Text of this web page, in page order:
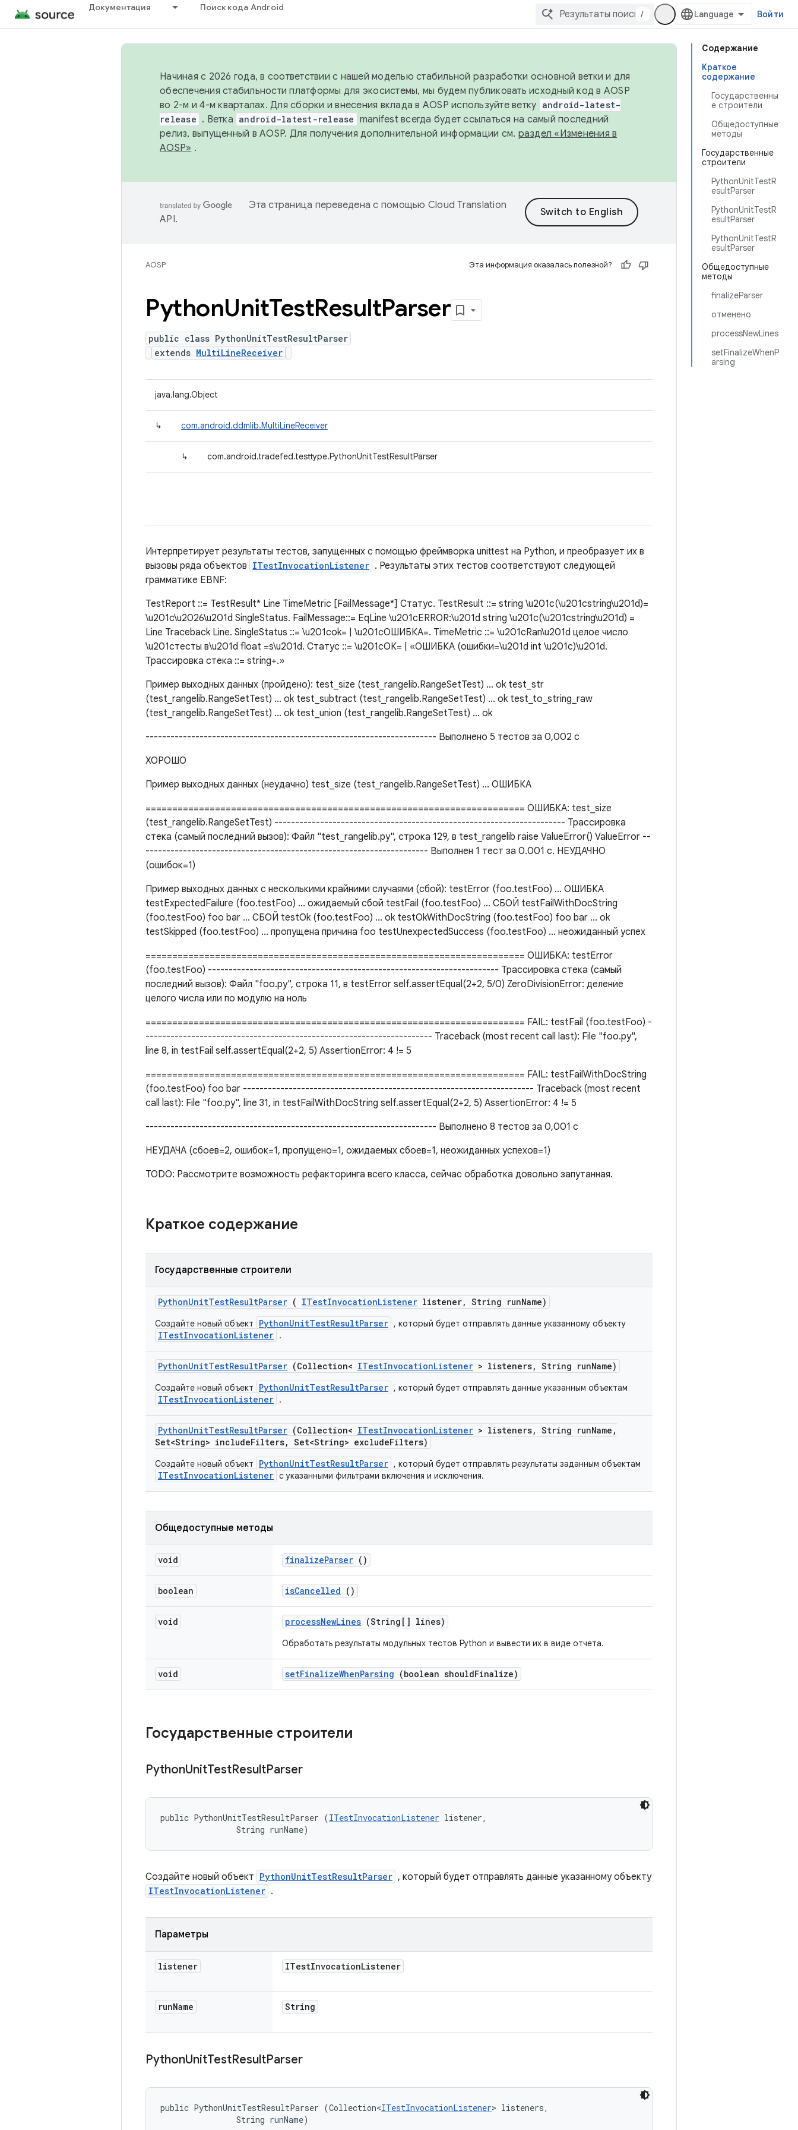
Документация Поиск кода Android
/ Войти
Содержание
Краткое
содержание
Государственны
е строители
Общедоступные
методы
Государственные
строители
PythonUnitTestR
esultParser
PythonUnitTestR
esultParser
PythonUnitTestR
esultParser
Общедоступные
методы
finalizeParser
отменено
processNewLines
setFinalizeWhenP
arsing
Начиная с 2026 года, в соответствии с нашей моделью стабильной разработки основной ветки и для
обеспечения стабильности платформы для экосистемы, мы будем публиковать исходный код в AOSP
во 2-м и 4-м кварталах. Для сборки и внесения вклада в AOSP используйте ветку android-latest-
release . Ветка android-latest-release manifest всегда будет ссылаться на самый последний
релиз, выпущенный в AOSP. Для получения дополнительной информации см. раздел «Изменения в
AOSP» .
Эта страница переведена с помощью Cloud Translation
API.
AOSP Эта информация оказалась полезной?
PythonUnitTestResultParser
public class PythonUnitTestResultParser
extends MultiLineReceiver
java.lang.Object
↳ com.android.ddmlib.MultiLineReceiver
↳ com.android.tradefed.testtype.PythonUnitTestResultParser
Интерпретирует результаты тестов, запущенных с помощью фреймворка unittest на Python, и преобразует их в
вызовы ряда объектов ITestInvocationListener . Результаты этих тестов соответствуют следующей
грамматике EBNF:
TestReport ::= TestResult* Line TimeMetric [FailMessage*] Статус. TestResult ::= string \u201c(\u201cstring\u201d)=
\u201c\u2026\u201d SingleStatus. FailMessage::= EqLine \u201cERROR:\u201d string \u201c(\u201cstring\u201d) =
Line Traceback Line. SingleStatus ::= \u201cok= | \u201cОШИБКА=. TimeMetric ::= \u201cRan\u201d целое число
\u201cтесты в\u201d float =s\u201d. Статус ::= \u201cОК= | «ОШИБКА (ошибки=\u201d int \u201c)\u201d.
Трассировка стека ::= string+.»
Пример выходных данных (пройдено): test_size (test_rangelib.RangeSetTest) ... ok test_str
(test_rangelib.RangeSetTest) ... ok test_subtract (test_rangelib.RangeSetTest) ... ok test_to_string_raw
(test_rangelib.RangeSetTest) ... ok test_union (test_rangelib.RangeSetTest) ... ok
---------------------------------------------------------------------- Выполнено 5 тестов за 0,002 с
ХОРОШО
Пример выходных данных (неудачно) test_size (test_rangelib.RangeSetTest) ... ОШИБКА
======================================================================= ОШИБКА: test_size
(test_rangelib.RangeSetTest) ---------------------------------------------------------------------- Трассировка
стека (самый последний вызов): Файл "test_rangelib.py", строка 129, в test_rangelib raise ValueError() ValueError --
-------------------------------------------------------------------- Выполнен 1 тест за 0.001 с. НЕУДАЧНО
(ошибок=1)
Пример выходных данных с несколькими крайними случаями (сбой): testError (foo.testFoo) ... ОШИБКА
testExpectedFailure (foo.testFoo) ... ожидаемый сбой testFail (foo.testFoo) ... СБОЙ testFailWithDocString
(foo.testFoo) foo bar ... СБОЙ testOk (foo.testFoo) ... ok testOkWithDocString (foo.testFoo) foo bar ... ok
testSkipped (foo.testFoo) ... пропущена причина foo testUnexpectedSuccess (foo.testFoo) ... неожиданный успех
======================================================================= ОШИБКА: testError
(foo.testFoo) ---------------------------------------------------------------------- Трассировка стека (самый
последний вызов): Файл "foo.py", строка 11, в testError self.assertEqual(2+2, 5/0) ZeroDivisionError: деление
целого числа или по модулю на ноль
======================================================================= FAIL: testFail (foo.testFoo) -
--------------------------------------------------------------------- Traceback (most recent call last): File "foo.py",
line 8, in testFail self.assertEqual(2+2, 5) AssertionError: 4 != 5
======================================================================= FAIL: testFailWithDocString
(foo.testFoo) foo bar ---------------------------------------------------------------------- Traceback (most recent
call last): File "foo.py", line 31, in testFailWithDocString self.assertEqual(2+2, 5) AssertionError: 4 != 5
---------------------------------------------------------------------- Выполнено 8 тестов за 0,001 с
НЕУДАЧА (сбоев=2, ошибок=1, пропущено=1, ожидаемых сбоев=1, неожиданных успехов=1)
TODO: Рассмотрите возможность рефакторинга всего класса, сейчас обработка довольно запутанная.
Краткое содержание
Государственные строители
PythonUnitTestResultParser ( ITestInvocationListener listener, String runName)
Создайте новый объект PythonUnitTestResultParser , который будет отправлять данные указанному объекту
ITestInvocationListener .
PythonUnitTestResultParser (Collection< ITestInvocationListener > listeners, String runName)
Создайте новый объект PythonUnitTestResultParser , который будет отправлять данные указанным объектам
ITestInvocationListener .
PythonUnitTestResultParser (Collection< ITestInvocationListener > listeners, String runName ,
Set<String> includeFilters, Set<String> excludeFilters)
Создайте новый объект PythonUnitTestResultParser , который будет отправлять результаты заданным объектам
ITestInvocationListener с указанными фильтрами включения и исключения.
Общедоступные методы
void finalizeParser ()
boolean isCancelled ()
void processNewLines (String[] lines)
Обработать результаты модульных тестов Python и вывести их в виде отчета.
void setFinalizeWhenParsing (boolean shouldFinalize)
Государственные строители
PythonUnitTestResultParser
public PythonUnitTestResultParser (ITestInvocationListener listener,
                String runName)
Создайте новый объект PythonUnitTestResultParser , который будет отправлять данные указанному объекту
ITestInvocationListener .
Параметры
listener ITestInvocationListener
runName String
PythonUnitTestResultParser
public PythonUnitTestResultParser (Collection<ITestInvocationListener> listeners,
                String runName)